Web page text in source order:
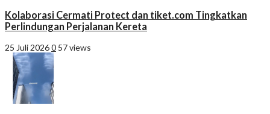
Kolaborasi Cermati Protect dan tiket.com Tingkatkan
Perlindungan Perjalanan Kereta
25 Juli 20260 57 views